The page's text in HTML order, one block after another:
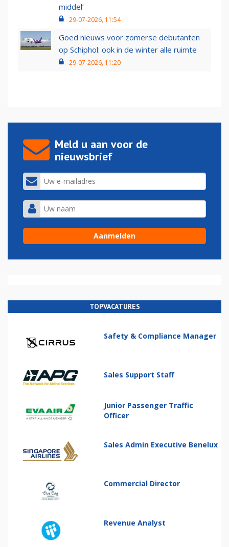
middel’
29-07-2026, 11:54
Goed nieuws voor zomerse debutanten
op Schiphol: ook in de winter alle ruimte
29-07-2026, 11:20
Meld u aan voor de
nieuwsbrief
TOPVACATURES
Safety & Compliance Manager
Sales Support Staff
Junior Passenger Traffic
Officer
Sales Admin Executive Benelux
Commercial Director
Revenue Analyst